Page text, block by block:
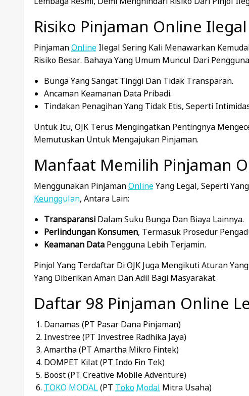
Risiko Pinjaman Online Ilegal
PinjamanOnline Ilegal Sering Kali Menawarkan
Risiko Besar. Bahaya Yang Umum Muncul Dari
Bunga Yang Sangat Tinggi Dan Tidak Transparan.
Ancaman Keamanan Data Pribadi.
Tindakan Penagihan Yang Tidak Etis, Seperti
Untuk Itu, OJK Terus Mengingatkan Pentingnya
Memutuskan Untuk Mengajukan Pinjaman.
Manfaat Memilih Pinjaman
Menggunakan PinjamanOnlineYang Legal, Seperti
Keunggulan, Antara Lain:
Transparansi Dalam Suku Bunga Dan Biaya Lainnya.
Perlindungan Konsumen, Termasuk Prosedur
Keamanan Data Pengguna Lebih Terjamin.
Pinjol Yang Terdaftar Di OJK Juga Mengikuti Aturan
Yang Diberikan Aman Dan Adil Bagi Masyarakat.
Daftar 98 Pinjaman Online
Danamas (PT Pasar Dana Pinjaman)
Investree (PT Investree Radhika Jaya)
Amartha (PT Amartha Mikro Fintek)
DOMPET Kilat (PT Indo Fin Tek)
Boost (PT Creative Mobile Adventure)
TOKO MODAL(PT Toko Modal Mitra Usaha)